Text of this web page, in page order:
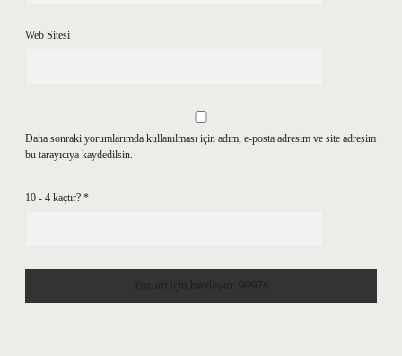
Web Sitesi
Daha sonraki yorumlarımda kullanılması için adım, e-posta adresim ve site adresim
bu tarayıcıya kaydedilsin.
10 - 4 kaçtır? *